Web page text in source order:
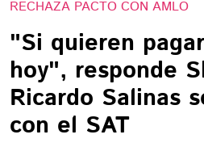
RECHAZA PACTO CON AMLO
"Si quieren
hoy", responde
Ricardo Salinas
con el SAT